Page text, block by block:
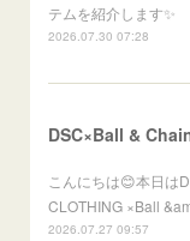
テムを紹介します✨
2026.07.30 07:28
DSC×Ball &
こんにちは😊本日は
CLOTHING ×Ball
2026.07.27 09:57